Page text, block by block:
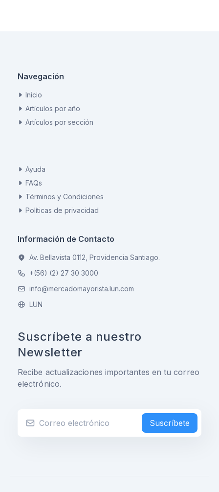
Navegación
Inicio
Artículos por año
Artículos por sección
Ayuda
FAQs
Términos y Condiciones
Políticas de privacidad
Información de Contacto
Av. Bellavista 0112, Providencia Santiago.
+(56) (2) 27 30 3000
info@mercadomayorista.lun.com
LUN
Suscríbete a nuestro
Newsletter
Recibe actualizaciones importantes en tu correo
electrónico.
Suscríbete